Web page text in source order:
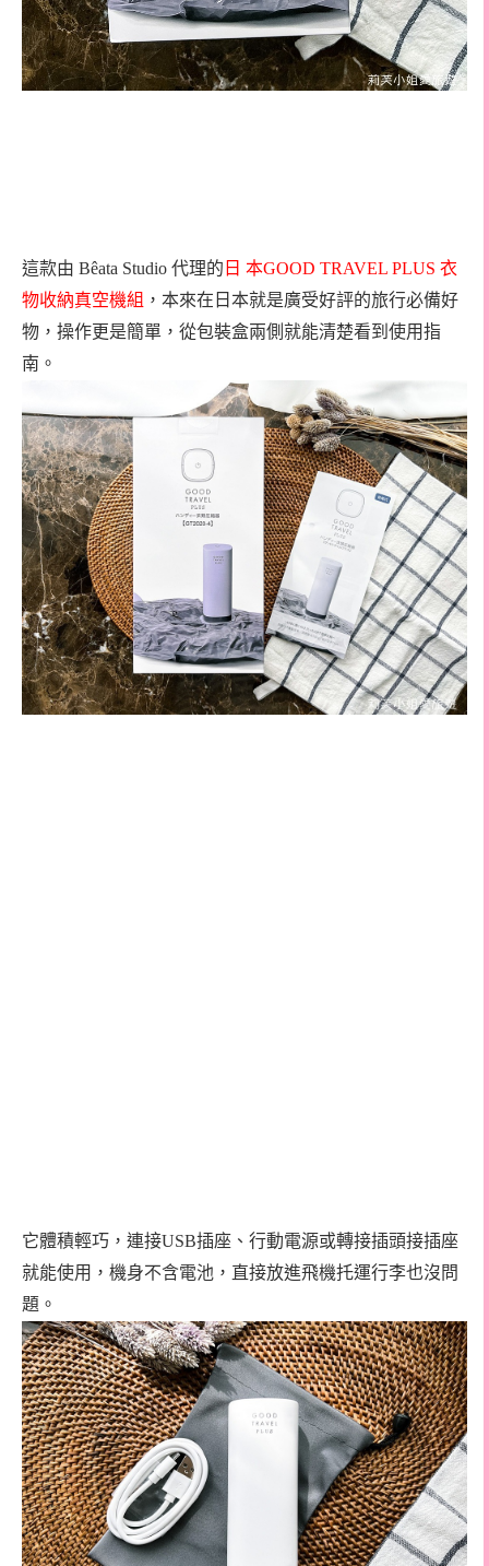
這款由 Bêata Studio 代理的 日 本GOOD TRAVEL PLUS 衣
物收納真空機組 ，本來在日本就是廣受好評的旅行必備好
物，操作更是簡單，從包裝盒兩側就能清楚看到使用指
南。
它體積輕巧，連接USB插座、行動電源或轉接插頭接插座
就能使用，機身不含電池，直接放進飛機托運行李也沒問
題。